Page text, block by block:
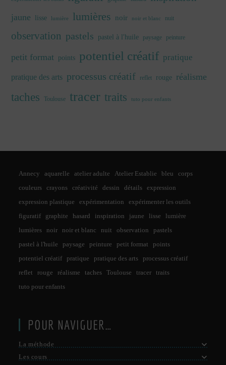
jaune lisse lumière lumières noir noir et blanc nuit
observation pastels pastel à l'huile paysage peinture
petit format points potentiel créatif pratique
pratique des arts processus créatif reflet rouge réalisme
taches Toulouse tracer traits tuto pour enfants
Annecy aquarelle atelier adulte Atelier Establie bleu
corps
couleurs
crayons créativité dessin détails
expression
expression plastique
expérimentation
expérimenter les outils
figuratif
graphite hasard inspiration jaune lisse
lumière
lumières
noir noir et blanc nuit observation
pastels
pastel à l'huile
paysage peinture petit format
points
potentiel créatif
pratique pratique des arts
processus créatif
reflet
rouge réalisme taches Toulouse tracer
traits
tuto pour enfants
POUR NAVIGUER…
La méthode
Les cours